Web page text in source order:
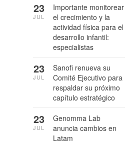
Importante monitorear
el crecimiento y la
actividad física para el
desarrollo infantil:
especialistas
23
JUL
Sanofi renueva su
Comité Ejecutivo para
respaldar su próximo
capítulo estratégico
23
JUL
Genomma Lab
anuncia cambios en
Latam
23
JUL